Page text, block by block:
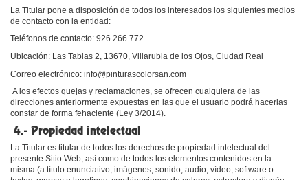
La Titular pone a disposición de todos los interesados los siguientes medios
de contacto con la entidad:
Teléfonos de contacto: 926 266 772
Ubicación: Las Tablas 2, 13670, Villarubia de los Ojos, Ciudad Real
Correo electrónico: info@pinturascolorsan.com
A los efectos quejas y reclamaciones, se ofrecen cualquiera de las
direcciones anteriormente expuestas en las que el usuario podrá hacerlas
constar de forma fehaciente (Ley 3/2014).
4.- Propiedad intelectual
La Titular es titular de todos los derechos de propiedad intelectual del
presente Sitio Web, así como de todos los elementos contenidos en la
misma (a título enunciativo, imágenes, sonido, audio, vídeo, software o